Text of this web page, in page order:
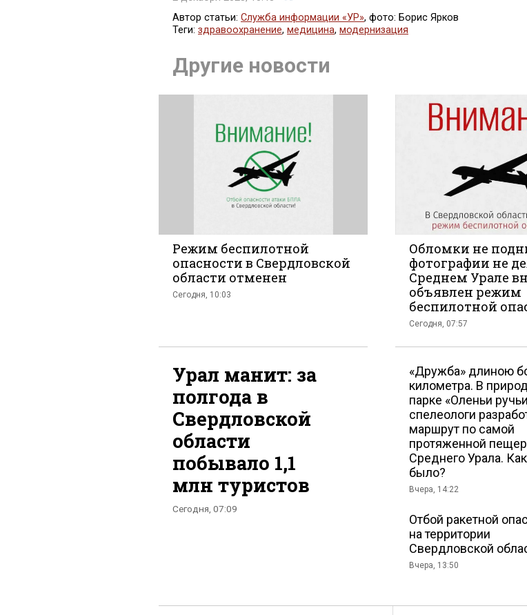
во
Вконтакте
Автор статьи: Служба информации «УР», фото: Борис Ярков
Теги: здравоохранение, медицина, модернизация
Другие новости
Режим беспилотной
опасности в Свердловской
области отменен
Сегодня, 10:03
Обломки не
фотографии не
Среднем Урале
объявлен режим
беспилотной
Сегодня, 07:57
Урал манит: за
полгода в
Свердловской
области
побывало 1,1
млн туристов
Сегодня, 07:09
«Дружба» длиною
километра. В
парке «Оленьи
спелеологи
маршрут по самой
протяженной
Среднего Урала.
было?
Вчера, 14:22
Отбой ракетной
на территории
Свердловской
Вчера, 13:50